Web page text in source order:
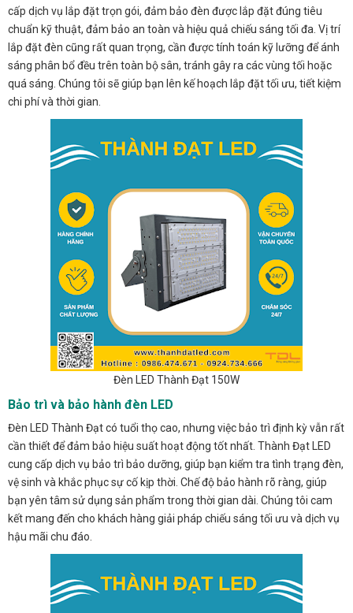
cấp dịch vụ lắp đặt trọn gói, đảm bảo đèn được lắp đặt đúng tiêu
chuẩn kỹ thuật, đảm bảo an toàn và hiệu quả chiếu sáng tối đa. Vị trí
lắp đặt đèn cũng rất quan trọng, cần được tính toán kỹ lưỡng để ánh
sáng phân bổ đều trên toàn bộ sân, tránh gây ra các vùng tối hoặc
quá sáng. Chúng tôi sẽ giúp bạn lên kế hoạch lắp đặt tối ưu, tiết kiệm
chi phí và thời gian.
Đèn LED Thành Đạt 150W
Bảo trì và bảo hành đèn LED
Đèn LED Thành Đạt có tuổi thọ cao, nhưng việc bảo trì định kỳ vẫn rất
cần thiết để đảm bảo hiệu suất hoạt động tốt nhất. Thành Đạt LED
cung cấp dịch vụ bảo trì bảo dưỡng, giúp bạn kiểm tra tình trạng đèn,
vệ sinh và khắc phục sự cố kịp thời. Chế độ bảo hành rõ ràng, giúp
bạn yên tâm sử dụng sản phẩm trong thời gian dài. Chúng tôi cam
kết mang đến cho khách hàng giải pháp chiếu sáng tối ưu và dịch vụ
hậu mãi chu đáo.